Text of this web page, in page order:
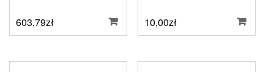
603,79zł 10,00zł